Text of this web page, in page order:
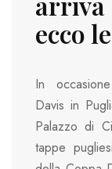
ecco
In
Davis in
Palazzo di
tappe